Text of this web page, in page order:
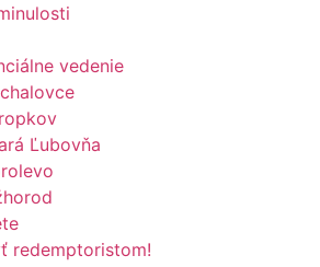
vedenie
Ľubovňa
redemptoristom!